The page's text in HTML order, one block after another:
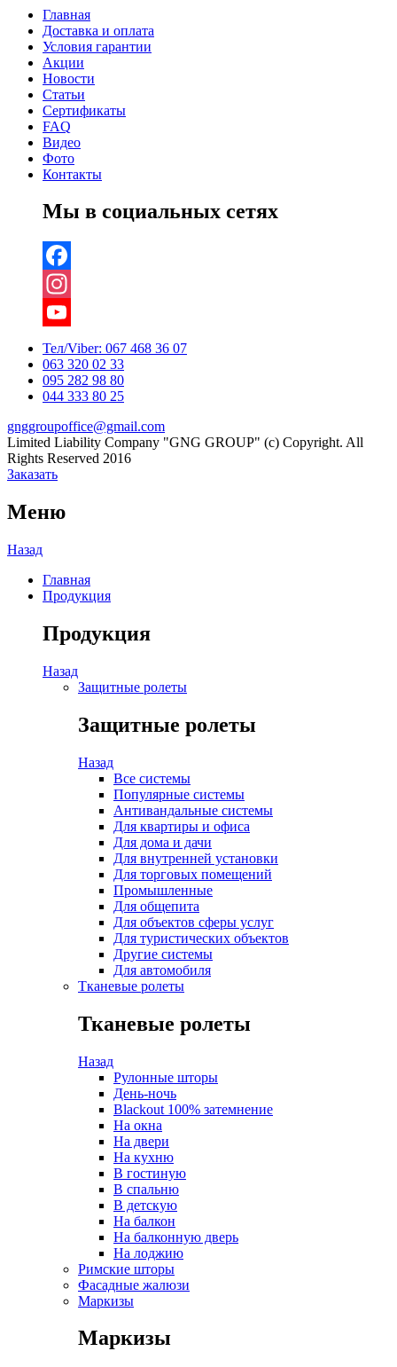
Главная
Доставка и оплата
Условия гарантии
Акции
Новости
Статьи
Сертификаты
FAQ
Видео
Фото
Контакты
Мы в социальных сетях
Facebook
Instagram
YouTube
Channel
Тел/Viber: 067 468 36 07
063 320 02 33
095 282 98 80
044 333 80 25
gnggroupoffice@gmail.com
Limited Liability Company "GNG GROUP" (c) Copyright. All
Rights Reserved 2016
Заказать
Меню
Назад
Главная
Продукция
Продукция
Назад
Защитные ролеты
Защитные ролеты
Назад
Все системы
Популярные системы
Антивандальные системы
Для квартиры и офиса
Для дома и дачи
Для внутренней установки
Для торговых помещений
Промышленные
Для общепита
Для объектов сферы услуг
Для туристических объектов
Другие системы
Для автомобиля
Тканевые ролеты
Тканевые ролеты
Назад
Рулонные шторы
День-ночь
Blackout 100% затемнение
На окна
На двери
На кухню
В гостиную
В спальню
В детскую
На балкон
На балконную дверь
На лоджию
Римские шторы
Фасадные жалюзи
Маркизы
Маркизы